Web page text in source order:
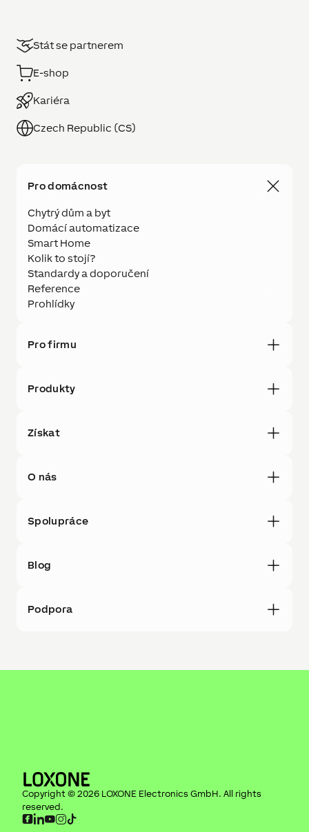
Stát se partnerem
E-shop
Kariéra
Czech Republic (CS)
Pro domácnost
Chytrý dům a byt
Domácí automatizace
Smart Home
Kolik to stojí?
Standardy a doporučení
Reference
Prohlídky
Pro firmu
Produkty
Získat
O nás
Spolupráce
Blog
Podpora
Copyright © 2026 LOXONE Electronics GmbH. All rights
reserved.